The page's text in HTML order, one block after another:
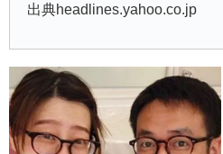
出典headlines.yahoo.co.jp